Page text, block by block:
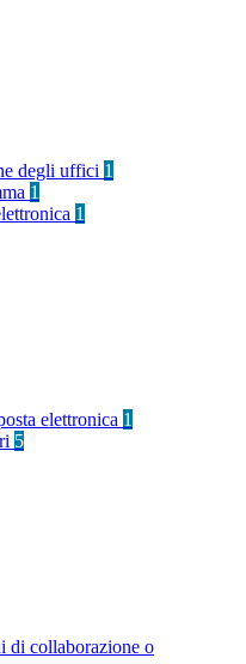
degli uffici 1
1
1
elettronica 1
5
di collaborazione o